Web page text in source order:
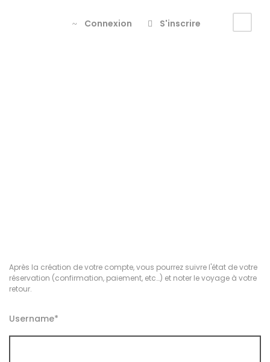
Connexion S'inscrire
Après la création de votre compte, vous pourrez suivre l'état de votre
réservation (confirmation, paiement, etc…) et noter le voyage à votre
retour.
Username*